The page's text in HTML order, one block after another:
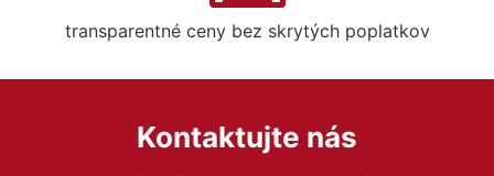
transparentné ceny bez skrytých poplatkov
Kontaktujte nás